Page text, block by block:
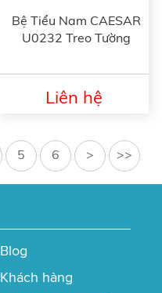
Bệ Tiểu Nam CAESAR
U0232 Treo Tường
Liên hệ
5 6 > >>
Blog
Khách hàng